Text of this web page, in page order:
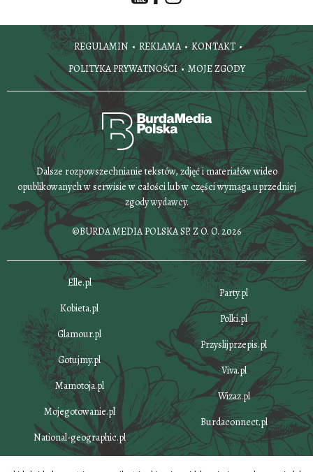
REGULAMIN REKLAMA
KONTAKT
POLITYKA PRYWATNOŚCI
MOJE ZGODY
Dalsze rozpowszechnianie tekstów, zdjęć i materiałów wideo
opublikowanych w serwisie w całości lub w części wymaga uprzedniej
zgody wydawcy.
©BURDA MEDIA POLSKA SP. Z O. O. 2026
Elle.pl
Kobieta.pl
Glamour.pl
Gotujmy.pl
Mamotoja.pl
Mojegotowanie.pl
National-geographic.pl
Party.pl
Polki.pl
Przyslijprzepis.pl
Viva.pl
Wizaz.pl
Burdaconnect.pl